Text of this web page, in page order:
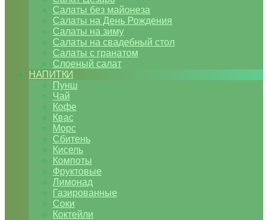
Салаты без майонеза
Салаты на День Рождения
Салаты на зиму
Салаты на свадебный стол
Салаты с гранатом
Слоеный салат
НАПИТКИ
Пунш
Чай
Кофе
Квас
Морс
Сбитень
Кисель
Компоты
Фруктовые
Лимонад
Газированные
Соки
Коктейли